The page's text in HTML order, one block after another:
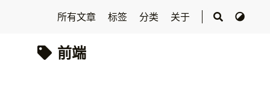
所有文章 标签 分类 关于
前端